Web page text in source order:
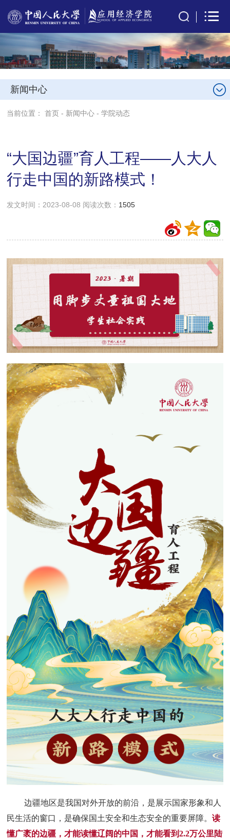
新闻中心
当前位置：首页 - 新闻中心 -学院动态
“大国边疆”育人工程——人大人
行走中国的新路模式！
发文时间：2023-08-08 阅读次数： 1505
边疆地区是我国对外开放的前沿，是展示国家形象和人
民生活的窗口，是确保国土安全和生态安全的重要屏障。读
懂广袤的边疆，才能读懂辽阔的中国，才能看到2.2万公里陆